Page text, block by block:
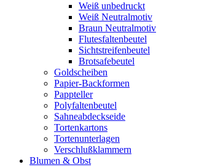
Weiß unbedruckt
Weiß Neutralmotiv
Braun Neutralmotiv
Flutesfaltenbeutel
Sichtstreifenbeutel
Brotsafebeutel
Goldscheiben
Papier-Backformen
Pappteller
Polyfaltenbeutel
Sahneabdeckseide
Tortenkartons
Tortenunterlagen
Verschlußklammern
Blumen & Obst